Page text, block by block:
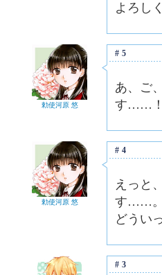
よろし
勅使河原 悠
#5
あ、ご
す……
勅使河原 悠
#4
えっと
す……
どうい
#3